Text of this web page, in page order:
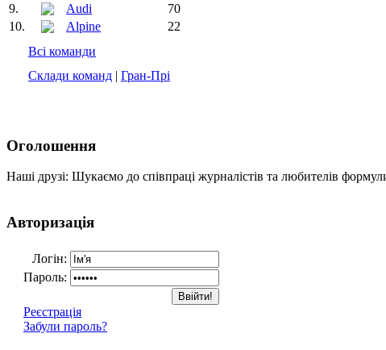
9.
Audi
70
10.
Alpine
22
Всі команди
Склади команд | Гран-Прі
Оголошення
Наші друзі: Шукаємо до співпраці журналістів та любителів
Авторизація
Логін:
Пароль:
Реєстрація
Забули пароль?